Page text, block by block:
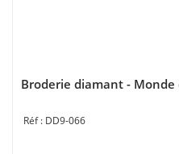
Broderie diamant -
DD9-066